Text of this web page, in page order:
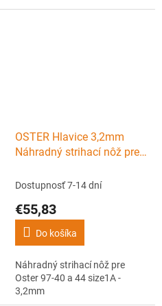
OSTER Hlavice 3,2mm
Náhradný strihací nôž pre
3,2mm
Dostupnosť 7-14 dní
€55,83
Do košíka
Náhradný strihací nôž pre
Oster 97-40 a 44 size1A -
3,2mm